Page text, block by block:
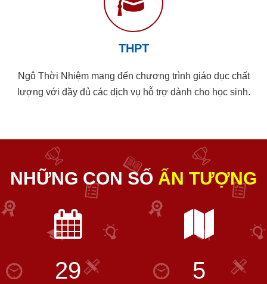
THPT
Ngô Thời Nhiệm mang đến chương trình giáo dục chất
lượng với đầy đủ các dịch vụ hỗ trợ dành cho học sinh.
NHỮNG CON SỐ ẤN TƯỢNG
29 5